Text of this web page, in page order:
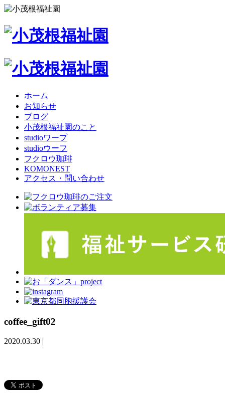
ホーム
お知らせ
ブログ
小茂根福祉園のこと
studioワープ
studioウーフ
フクロウ珈琲
KOMONEST
アクセス・問い合わせ
coffee_gift02
2020.03.30 |